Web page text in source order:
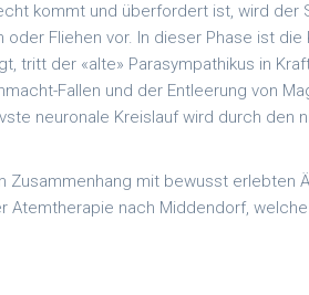
kommt und überfordert ist, wird der
Fliehen vor. In dieser Phase ist
tritt der «alte» Parasympathikus in
Fallen und der Entleerung von
neuronale Kreislauf wird durch den
Zusammenhang mit bewusst erlebten
Atemtherapie nach Middendorf,